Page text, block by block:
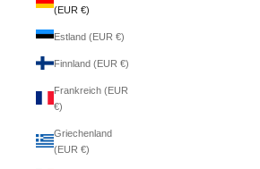
(EUR €)
Estland (EUR €)
Finnland (EUR €)
Frankreich (EUR
€)
Griechenland
(EUR €)